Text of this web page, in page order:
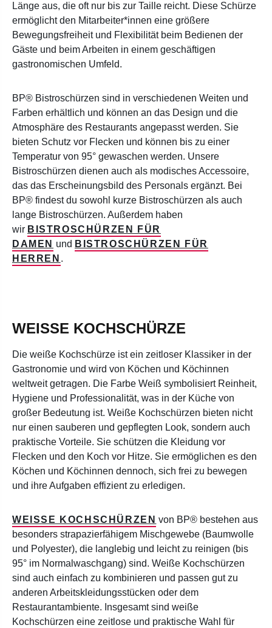
Länge aus, die oft nur bis zur Taille reicht. Diese Schürze
ermöglicht den Mitarbeiter*innen eine größere
Bewegungsfreiheit und Flexibilität beim Bedienen der
Gäste und beim Arbeiten in einem geschäftigen
gastronomischen Umfeld.
BP® Bistroschürzen sind in verschiedenen Weiten und
Farben erhältlich und können an das Design und die
Atmosphäre des Restaurants angepasst werden. Sie
bieten Schutz vor Flecken und können bis zu einer
Temperatur von 95° gewaschen werden. Unsere
Bistroschürzen dienen auch als modisches Accessoire,
das das Erscheinungsbild des Personals ergänzt. Bei
BP® findest du sowohl kurze Bistroschürzen als auch
lange Bistroschürzen. Außerdem haben
wir BISTROSCHÜRZEN FÜR
DAMEN und BISTROSCHÜRZEN FÜR
HERREN .
WEISSE KOCHSCHÜRZE
Die weiße Kochschürze ist ein zeitloser Klassiker in der
Gastronomie und wird von Köchen und Köchinnen
weltweit getragen. Die Farbe Weiß symbolisiert Reinheit,
Hygiene und Professionalität, was in der Küche von
großer Bedeutung ist. Weiße Kochschürzen bieten nicht
nur einen sauberen und gepflegten Look, sondern auch
praktische Vorteile. Sie schützen die Kleidung vor
Flecken und den Koch vor Hitze. Sie ermöglichen es den
Köchen und Köchinnen dennoch, sich frei zu bewegen
und ihre Aufgaben effizient zu erledigen.
WEISSE KOCHSCHÜRZEN
von BP® bestehen aus
besonders strapazierfähigem Mischgewebe (Baumwolle
und Polyester), die langlebig und leicht zu reinigen (bis
95° im Normalwaschgang) sind. Weiße Kochschürzen
sind auch einfach zu kombinieren und passen gut zu
anderen Arbeitskleidungsstücken oder dem
Restaurantambiente. Insgesamt sind weiße
Kochschürzen eine zeitlose und praktische Wahl für